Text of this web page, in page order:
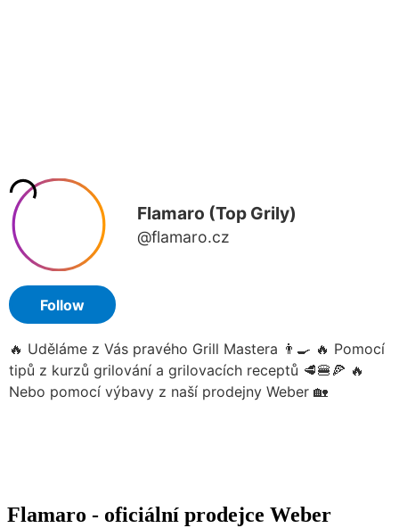
Flamaro - oficiální prodejce Weber